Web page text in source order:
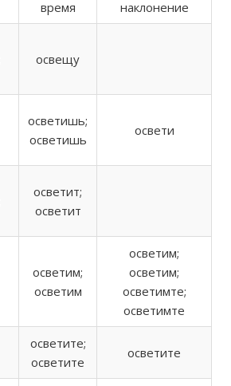
время
наклонение
освещу
осветишь;
осветишь
освети
осветит;
осветит
осветим;
осветим
осветим;
осветим;
осветимте;
осветимте
осветите;
осветите
осветите